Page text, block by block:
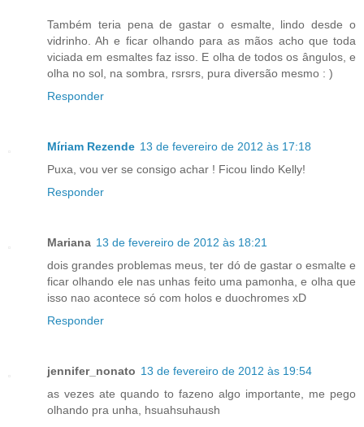
Também teria pena de gastar o esmalte, lindo desde o
vidrinho. Ah e ficar olhando para as mãos acho que toda
viciada em esmaltes faz isso. E olha de todos os ângulos, e
olha no sol, na sombra, rsrsrs, pura diversão mesmo : )
Responder
Míriam Rezende 13 de fevereiro de 2012 às 17:18
Puxa, vou ver se consigo achar ! Ficou lindo Kelly!
Responder
Mariana 13 de fevereiro de 2012 às 18:21
dois grandes problemas meus, ter dó de gastar o esmalte e
ficar olhando ele nas unhas feito uma pamonha, e olha que
isso nao acontece só com holos e duochromes xD
Responder
jennifer_nonato 13 de fevereiro de 2012 às 19:54
as vezes ate quando to fazeno algo importante, me pego
olhando pra unha, hsuahsuhaush